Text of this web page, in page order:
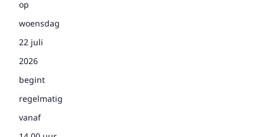
op
woensdag
22 juli
2026
begint
regelmatig
vanaf